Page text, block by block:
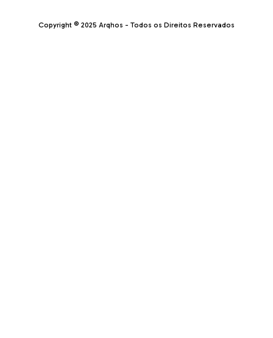
Copyright © 2025 Arqhos - Todos os Direitos Reservados